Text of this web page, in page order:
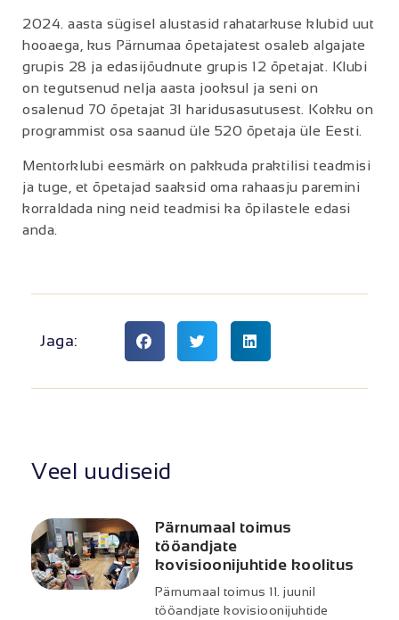
2024. aasta sügisel alustasid rahatarkuse klubid uut
hooaega, kus Pärnumaa õpetajatest osaleb algajate
grupis 28 ja edasijõudnute grupis 12 õpetajat. Klubi
on tegutsenud nelja aasta jooksul ja seni on
osalenud 70 õpetajat 31 haridusasutusest. Kokku on
programmist osa saanud üle 520 õpetaja üle Eesti.
Mentorklubi eesmärk on pakkuda praktilisi teadmisi
ja tuge, et õpetajad saaksid oma rahaasju paremini
korraldada ning neid teadmisi ka õpilastele edasi
anda.
Jaga:
Veel uudiseid
Pärnumaal toimus
tööandjate
kovisioonijuhtide koolitus
Pärnumaal toimus 11. juunil
tööandjate kovisioonijuhtide